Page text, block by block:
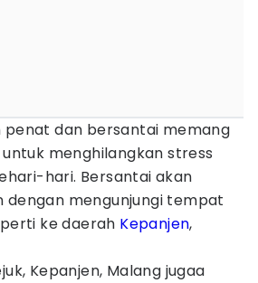
penat dan bersantai memang
menghilangkan stress
hari. Bersantai akan
dengan mengunjungi tempat
ke daerah Kepanjen,
Kepanjen, Malang jugaa